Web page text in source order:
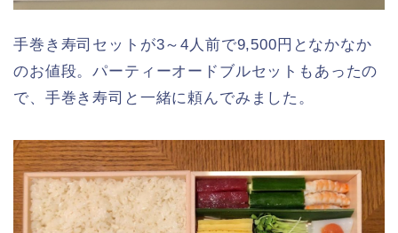
手巻き寿司セットが3～4人前で9,500円となかなか
のお値段。パーティーオードブルセットもあったの
で、手巻き寿司と一緒に頼んでみました。